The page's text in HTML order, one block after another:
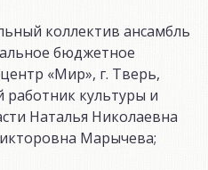
коллектив ансамбль
бюджетное
«Мир», г. Тверь,
культуры и
Наталья Николаевна
Марычева;